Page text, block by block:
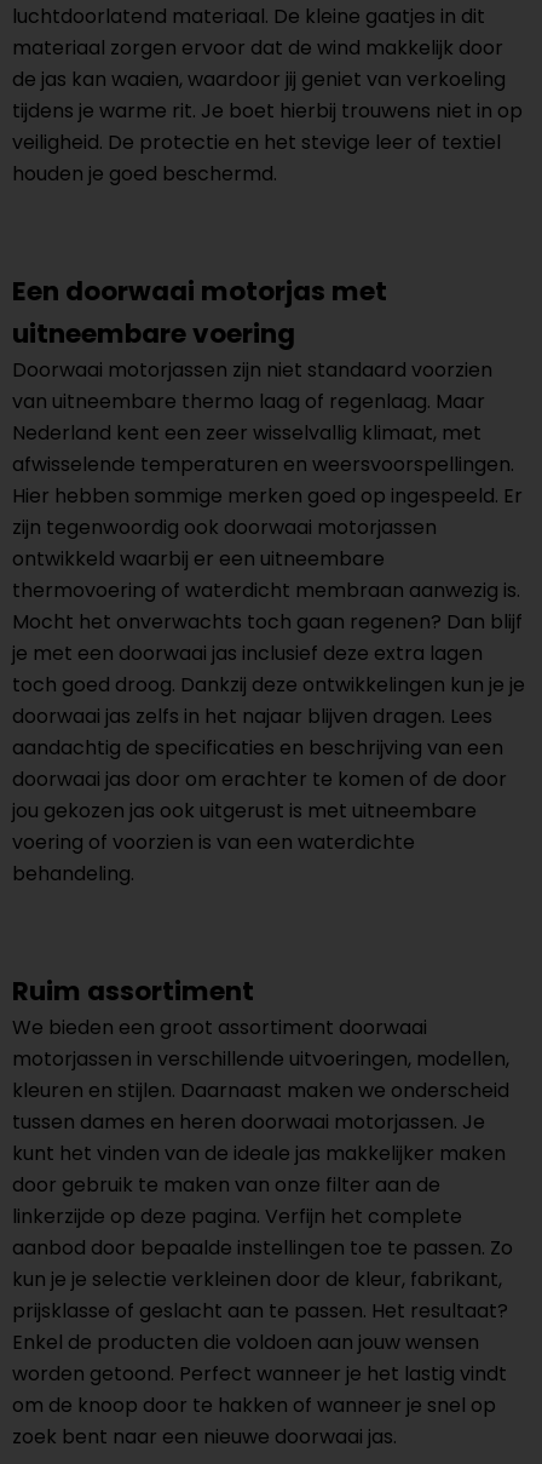
luchtdoorlatend materiaal. De kleine gaatjes in dit
materiaal zorgen ervoor dat de wind makkelijk door
de jas kan waaien, waardoor jij geniet van verkoeling
tijdens je warme rit. Je boet hierbij trouwens niet in op
veiligheid. De protectie en het stevige leer of textiel
houden je goed beschermd.
Een doorwaai motorjas met
uitneembare voering
Doorwaai motorjassen zijn niet standaard voorzien
van uitneembare thermo laag of regenlaag. Maar
Nederland kent een zeer wisselvallig klimaat, met
afwisselende temperaturen en weersvoorspellingen.
Hier hebben sommige merken goed op ingespeeld. Er
zijn tegenwoordig ook doorwaai motorjassen
ontwikkeld waarbij er een uitneembare
thermovoering of waterdicht membraan aanwezig is.
Mocht het onverwachts toch gaan regenen? Dan blijf
je met een doorwaai jas inclusief deze extra lagen
toch goed droog. Dankzij deze ontwikkelingen kun je je
doorwaai jas zelfs in het najaar blijven dragen. Lees
aandachtig de specificaties en beschrijving van een
doorwaai jas door om erachter te komen of de door
jou gekozen jas ook uitgerust is met uitneembare
voering of voorzien is van een waterdichte
behandeling.
Ruim assortiment
We bieden een groot assortiment doorwaai
motorjassen in verschillende uitvoeringen, modellen,
kleuren en stijlen. Daarnaast maken we onderscheid
tussen dames en heren doorwaai motorjassen. Je
kunt het vinden van de ideale jas makkelijker maken
door gebruik te maken van onze filter aan de
linkerzijde op deze pagina. Verfijn het complete
aanbod door bepaalde instellingen toe te passen. Zo
kun je je selectie verkleinen door de kleur, fabrikant,
prijsklasse of geslacht aan te passen. Het resultaat?
Enkel de producten die voldoen aan jouw wensen
worden getoond. Perfect wanneer je het lastig vindt
om de knoop door te hakken of wanneer je snel op
zoek bent naar een nieuwe doorwaai jas.